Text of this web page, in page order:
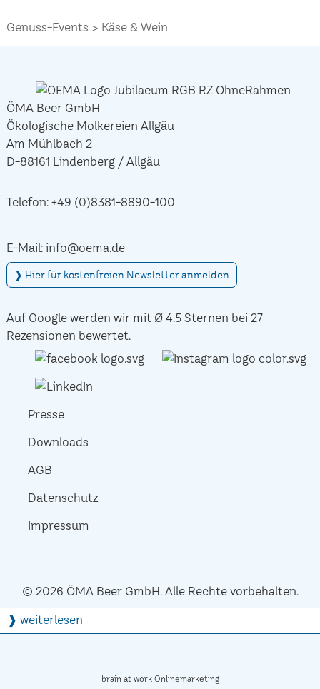
Genuss-Events Käse & Wein
ÖMA Beer GmbH
Ökologische Molkereien Allgäu
Am Mühlbach 2
D-88161 Lindenberg / Allgäu
Telefon: +49 (0)8381-8890-100
E-Mail: info@oema.de
❱ Hier für kostenfreien Newsletter anmelden
Auf Google werden wir mit Ø 4.5 Sternen bei 27
Rezensionen bewertet.
Presse
Downloads
AGB
Datenschutz
Impressum
© 2026 ÖMA Beer GmbH. Alle Rechte vorbehalten.
❱ weiterlesen
brain at work Onlinemarketing